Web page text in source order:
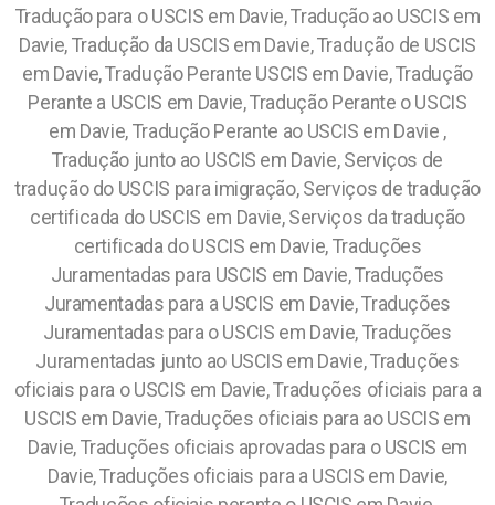
Tradução para o USCIS em Davie, Tradução ao USCIS em
Davie, Tradução da USCIS em Davie, Tradução de USCIS
em Davie, Tradução Perante USCIS em Davie, Tradução
Perante a USCIS em Davie, Tradução Perante o USCIS
em Davie, Tradução Perante ao USCIS em Davie ,
Tradução junto ao USCIS em Davie, Serviços de
tradução do USCIS para imigração, Serviços de tradução
certificada do USCIS em Davie, Serviços da tradução
certificada do USCIS em Davie, Traduções
Juramentadas para USCIS em Davie, Traduções
Juramentadas para a USCIS em Davie, Traduções
Juramentadas para o USCIS em Davie, Traduções
Juramentadas junto ao USCIS em Davie, Traduções
oficiais para o USCIS em Davie, Traduções oficiais para a
USCIS em Davie, Traduções oficiais para ao USCIS em
Davie, Traduções oficiais aprovadas para o USCIS em
Davie, Traduções oficiais para a USCIS em Davie,